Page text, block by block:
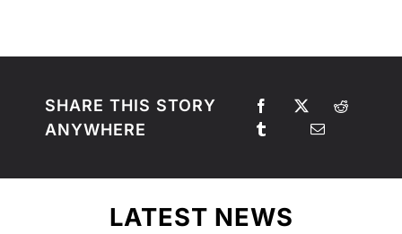
SHARE THIS STORY
ANYWHERE
LATEST NEWS